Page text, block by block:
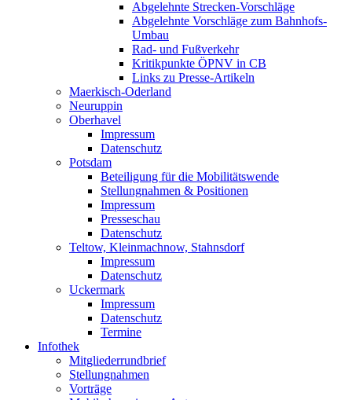
Abgelehnte Strecken-Vorschläge
Abgelehnte Vorschläge zum Bahnhofs-
Umbau
Rad- und Fußverkehr
Kritikpunkte ÖPNV in CB
Links zu Presse-Artikeln
Maerkisch-Oderland
Neuruppin
Oberhavel
Impressum
Datenschutz
Potsdam
Beteiligung für die Mobilitätswende
Stellungnahmen & Positionen
Impressum
Presseschau
Datenschutz
Teltow, Kleinmachnow, Stahnsdorf
Impressum
Datenschutz
Uckermark
Impressum
Datenschutz
Termine
Infothek
Mitgliederrundbrief
Stellungnahmen
Vorträge